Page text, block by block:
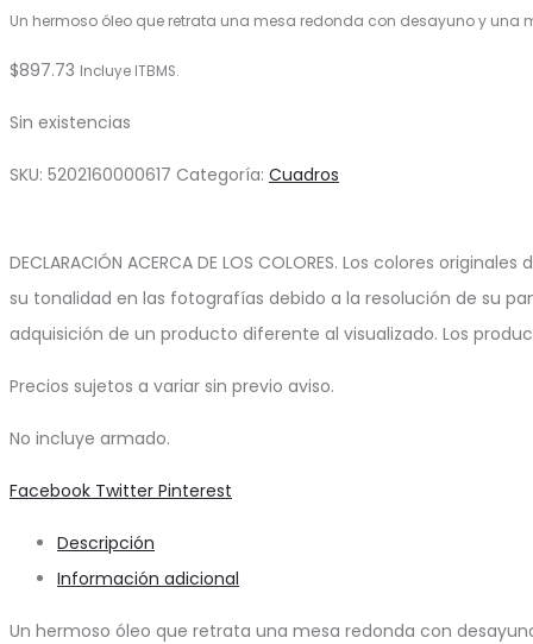
Un hermoso óleo que retrata una mesa redonda con desayuno y
$897.73 Incluye ITBMS.
Sin existencias
SKU: 5202160000617 Categoría: Cuadros
DECLARACIÓN ACERCA DE LOS COLORES. Los colores
su tonalidad en las fotografías debido a la resolución de su
adquisición de un producto diferente al visualizado. Los
Precios sujetos a variar sin previo aviso.
No incluye armado.
Share
Facebook Twitter Pinterest
Descripción
Información adicional
Un hermoso óleo que retrata una mesa redonda con